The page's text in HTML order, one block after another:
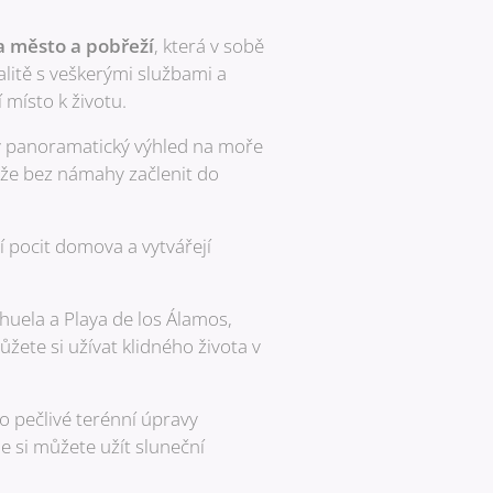
město a pobřeží, která v sobě
s veškerými službami a
místo k životu.
výhled na moře
bez námahy začlenit do
pocit domova a vytvářejí
a Playa de los Álamos,
si užívat klidného života v
pečlivé terénní úpravy
si můžete užít sluneční